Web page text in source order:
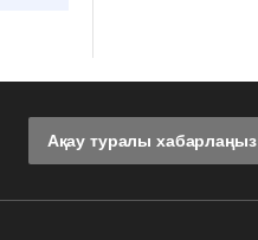
Ақау туралы хабарлаңыз